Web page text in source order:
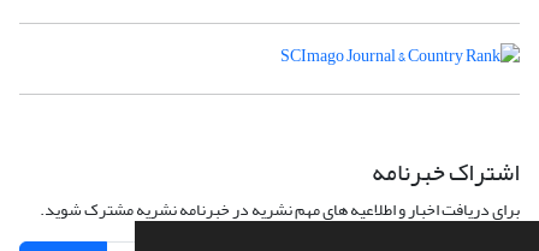
اشتراک خبرنامه
برای دریافت اخبار و اطلاعیه های مهم نشریه در خبرنامه نشریه مشترک شوید.